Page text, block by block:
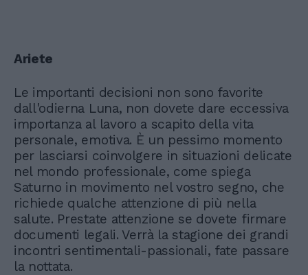
Ariete
Le importanti decisioni non sono favorite
dall'odierna Luna, non dovete dare eccessiva
importanza al lavoro a scapito della vita
personale, emotiva. È un pessimo momento
per lasciarsi coinvolgere in situazioni delicate
nel mondo professionale, come spiega
Saturno in movimento nel vostro segno, che
richiede qualche attenzione di più nella
salute. Prestate attenzione se dovete firmare
documenti legali. Verrà la stagione dei grandi
incontri sentimentali-passionali, fate passare
la nottata.